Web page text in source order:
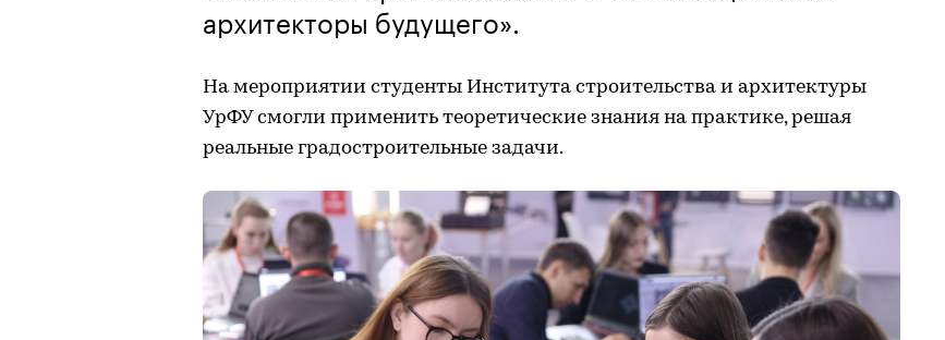
архитекторы будущего».
На мероприятии студенты Института строительства и архитектуры
УрФУ смогли применить теоретические знания на практике, решая
реальные градостроительные задачи.